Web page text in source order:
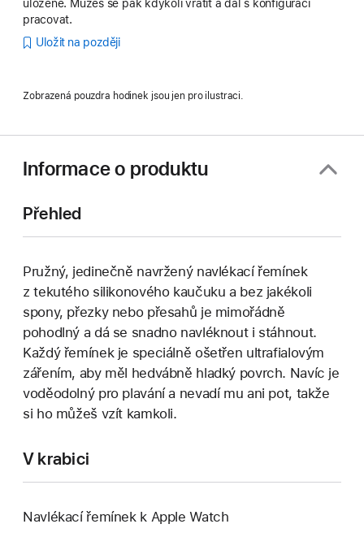
uložené. Můžeš se pak kdykoli vrátit a dál s konfigurací
pracovat.
Uložit na později
Zobrazená pouzdra hodinek jsou jen pro ilustraci.
Informace o produktu
Přehled
Pružný, jedinečně navržený navlékací řemínek
z tekutého silikonového kaučuku a bez jakékoli
spony, přezky nebo přesahů je mimořádně
pohodlný a dá se snadno navléknout i stáhnout.
Každý řemínek je speciálně ošetřen ultrafialovým
zářením, aby měl hedvábně hladký povrch. Navíc je
voděodolný pro plavání a nevadí mu ani pot, takže
si ho můžeš vzít kamkoli.
V krabici
Navlékací řemínek k Apple Watch